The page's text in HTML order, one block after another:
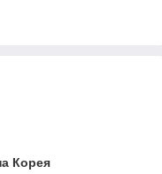
Корея